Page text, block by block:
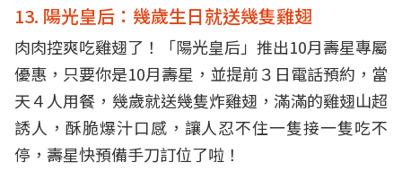
13. 陽光皇后：幾歲生日就送幾隻雞翅
肉肉控爽吃雞翅了！「陽光皇后」推出10月壽星專屬
優惠，只要你是10月壽星，並提前３日電話預約，當
天４人用餐，幾歲就送幾隻炸雞翅，滿滿的雞翅山超
誘人，酥脆爆汁口感，讓人忍不住一隻接一隻吃不
停，壽星快預備手刀訂位了啦！